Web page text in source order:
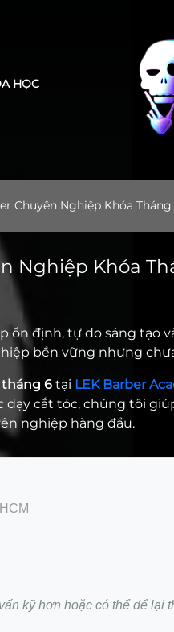
HỌC
Chuyên Nghiệp Khóa Tháng
Nghiệp Khóa
định, tự do sáng tạo
bền vững nhưng
6 tại LEK Barber
dạy cắt tóc, chúng tôi
nghiệp hàng đầu.
kỹ hơn hoặc có thể để lại